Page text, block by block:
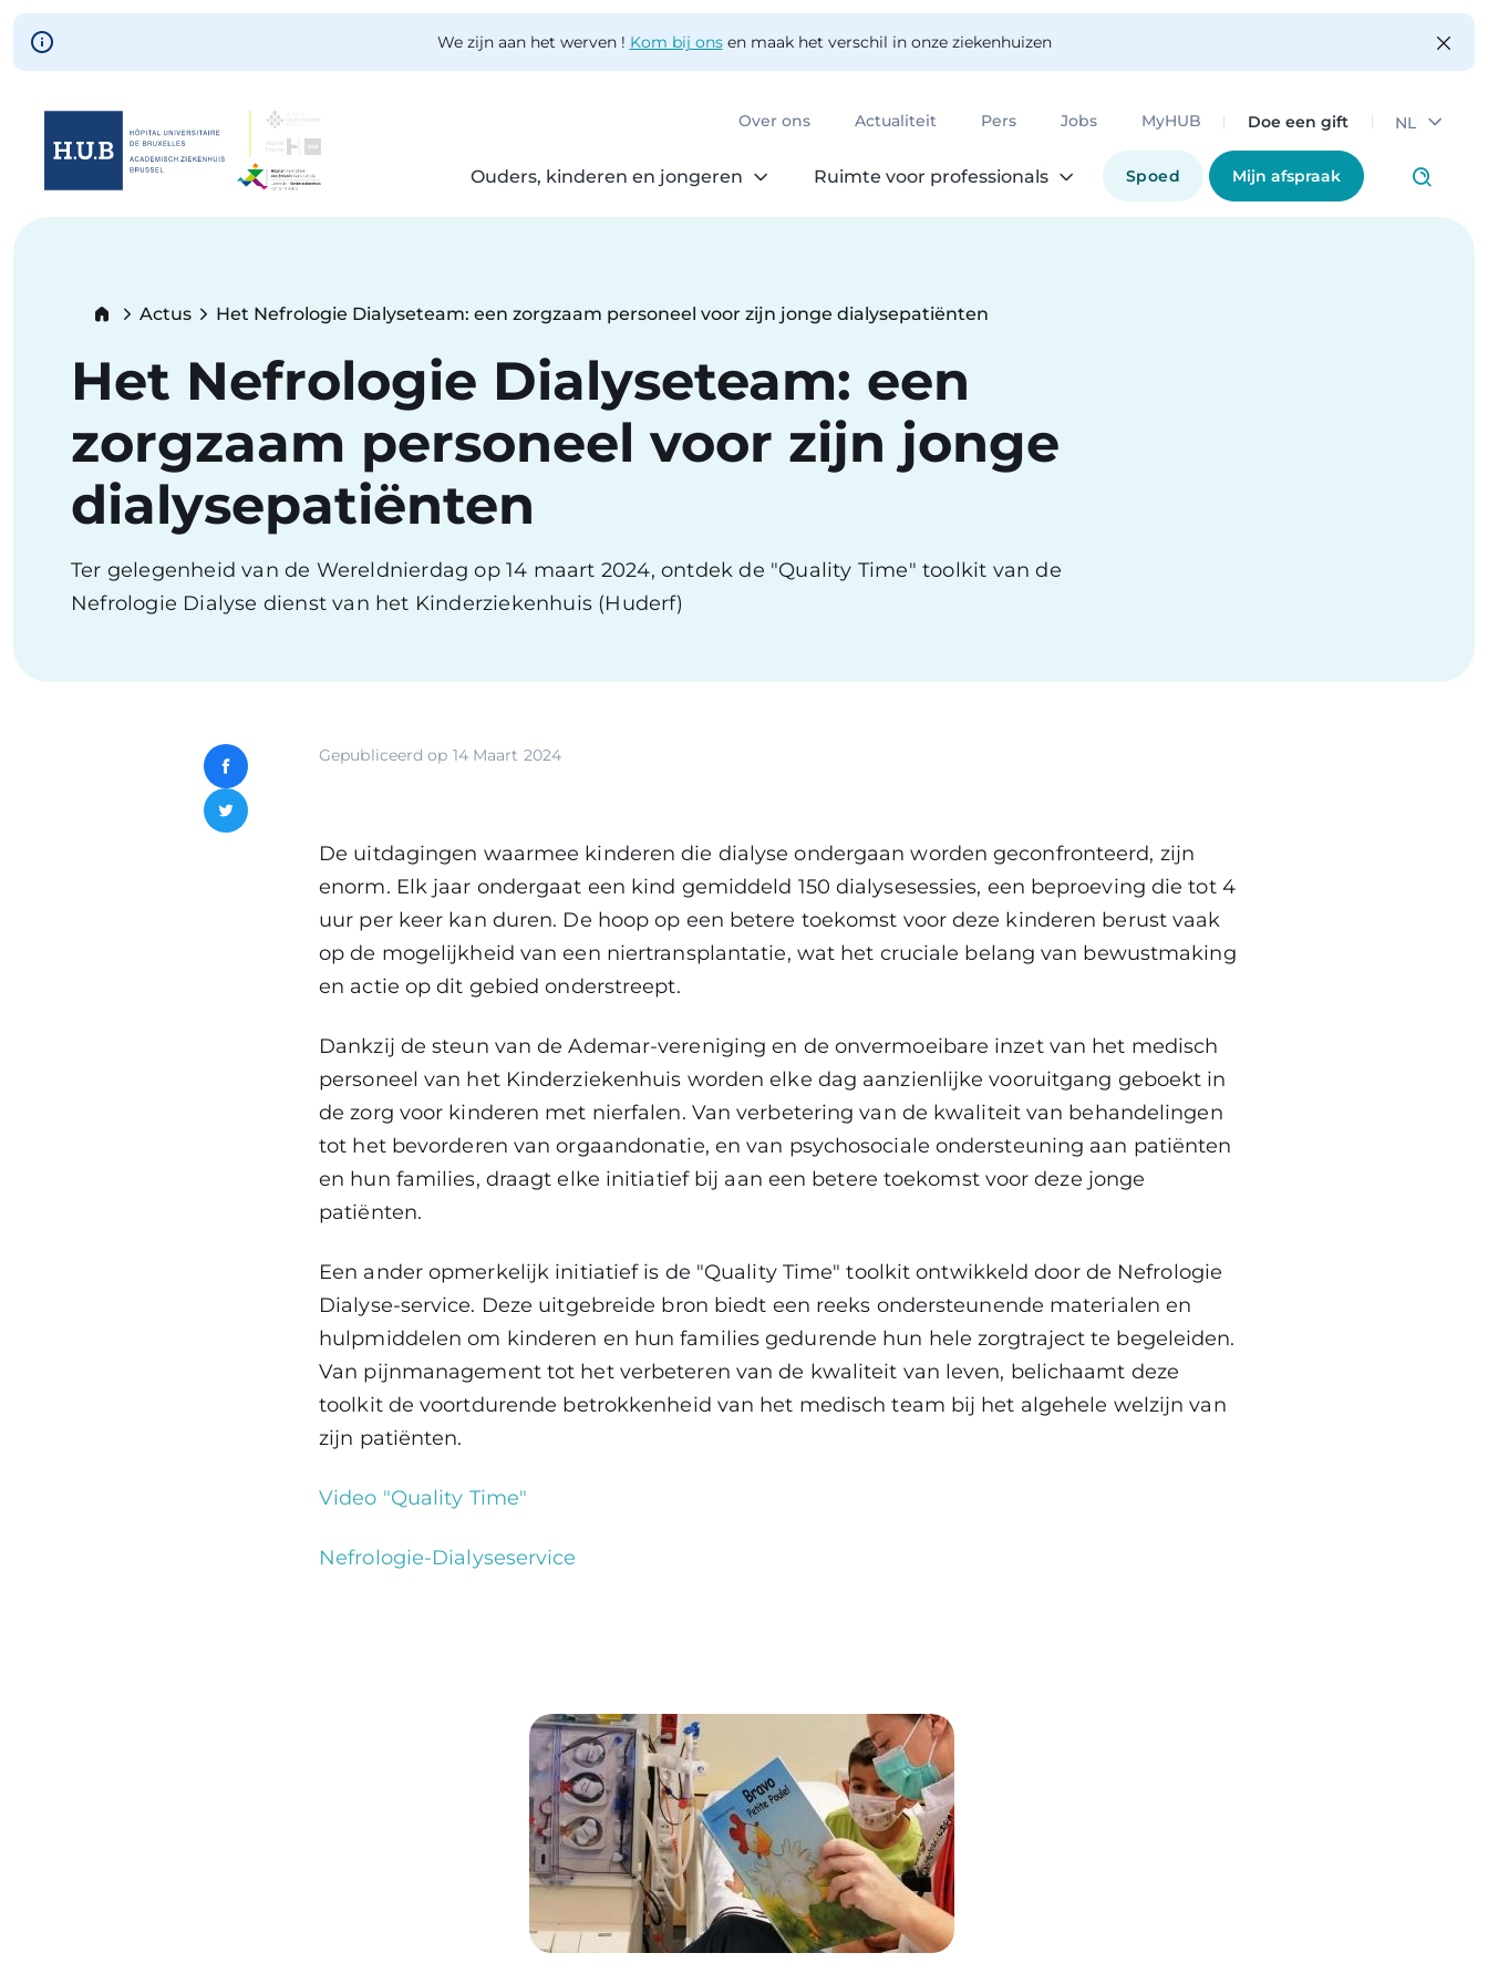
Skip to main content
We zijn aan het werven ! Kom bij onsen maak het verschil in onze ziekenhuizen
Over ons Actualiteit Pers Jobs MyHUB Doe een gift NL
Ouders, kinderen en jongeren Ruimte voor professionals Spoed Mijn afspraak
Skip
Breadcrumb
Actus Het Nefrologie Dialyseteam: een zorgzaam personeel voor zijn jonge dialysepatiënten
Het Nefrologie Dialyseteam: een
zorgzaam personeel voor zijn jonge
dialysepatiënten
Ter gelegenheid van de Wereldnierdag op 14 maart 2024, ontdek de "Quality Time" toolkit van de
Nefrologie Dialyse dienst van het Kinderziekenhuis (Huderf)
Facebook
Twitter
Gepubliceerd op 14 Maart 2024
De uitdagingen waarmee kinderen die dialyse ondergaan worden geconfronteerd, zijn
enorm. Elk jaar ondergaat een kind gemiddeld 150 dialysesessies, een beproeving die tot 4
uur per keer kan duren. De hoop op een betere toekomst voor deze kinderen berust vaak
op de mogelijkheid van een niertransplantatie, wat het cruciale belang van bewustmaking
en actie op dit gebied onderstreept.
Dankzij de steun van de Ademar-vereniging en de onvermoeibare inzet van het medisch
personeel van het Kinderziekenhuis worden elke dag aanzienlijke vooruitgang geboekt in
de zorg voor kinderen met nierfalen. Van verbetering van de kwaliteit van behandelingen
tot het bevorderen van orgaandonatie, en van psychosociale ondersteuning aan patiënten
en hun families, draagt elke initiatief bij aan een betere toekomst voor deze jonge
patiënten.
Een ander opmerkelijk initiatief is de "Quality Time" toolkit ontwikkeld door de Nefrologie
Dialyse-service. Deze uitgebreide bron biedt een reeks ondersteunende materialen en
hulpmiddelen om kinderen en hun families gedurende hun hele zorgtraject te begeleiden.
Van pijnmanagement tot het verbeteren van de kwaliteit van leven, belichaamt deze
toolkit de voortdurende betrokkenheid van het medisch team bij het algehele welzijn van
zijn patiënten.
Video "Quality Time"
Nefrologie-Dialyseservice